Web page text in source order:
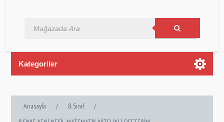
Kategoriler
Anasayfa / 8. Sınıf
/